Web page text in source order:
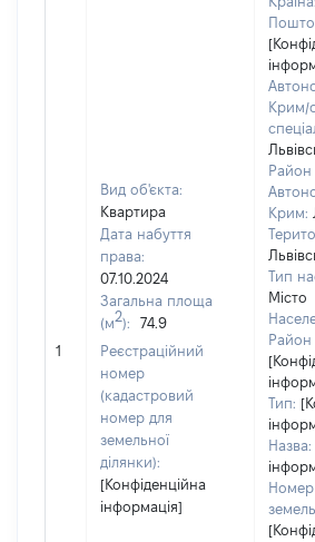
1
Вид об'єкта:
Квартира
Дата набуття
права:
07.10.2024
Загальна площа
(м2):
74.9
Реєстраційний
номер
(кадастровий
номер для
земельної
ділянки):
[Конфіденційна
інформація]
Крим/
Район
Крим:
Тип
Місто
Район
Тип:
Назва: